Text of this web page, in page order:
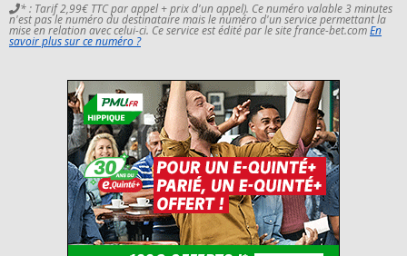
* : Tarif 2,99€ TTC par appel + prix d'un appel). Ce numéro valable 3 minutes
n'est pas le numéro du destinataire mais le numéro d'un service permettant la
mise en relation avec celui-ci. Ce service est édité par le site france-bet.comEn
savoir plus sur ce numéro ?